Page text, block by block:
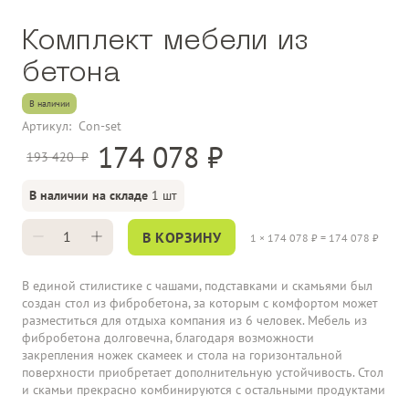
Комплект мебели из
бетона
В наличии
Артикул: Con-set
193 420
174 078
В наличии на складе 1 шт
В КОРЗИНУ 1 × 174 078 ₽ = 174 078 ₽
В единой стилистике с чашами, подставками и скамьями был
создан стол из фибробетона, за которым с комфортом может
разместиться для отдыха компания из 6 человек. Мебель из
фибробетона долговечна, благодаря возможности
закрепления ножек скамеек и стола на горизонтальной
поверхности приобретает дополнительную устойчивость. Стол
и скамьи прекрасно комбинируются с остальными продуктами